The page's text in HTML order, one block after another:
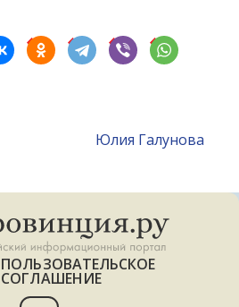
Юлия Галунова
ПОЛЬЗОВАТЕЛЬСКОЕ
СОГЛАШЕНИЕ